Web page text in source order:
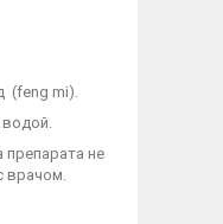
(feng mi).
не
врачом.